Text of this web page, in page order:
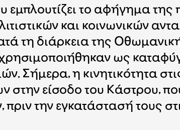
εμπλουτίζει το αφήγημα
και κοινωνικών
τη διάρκεια της
ως
Σήμερα, η κινητικότητα
είσοδο του Κάστρου,
την εγκατάστασή τους